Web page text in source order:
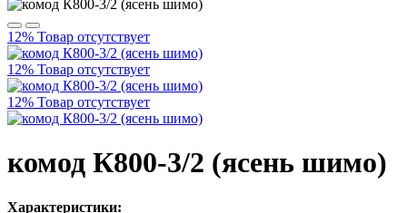
12% Товар отсутствует
12% Товар отсутствует
12% Товар отсутствует
комод К800-3/2 (ясень шимо)
Характеристики: